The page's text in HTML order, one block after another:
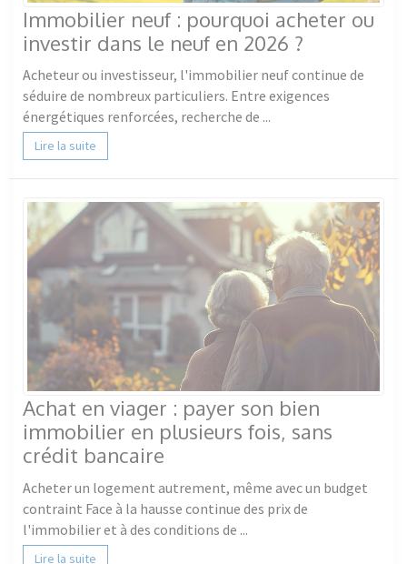
Immobilier neuf : pourquoi acheter ou
investir dans le neuf en 2026 ?
Acheteur ou investisseur, l'immobilier neuf continue de
séduire de nombreux particuliers. Entre exigences
énergétiques renforcées, recherche de ...
Lire la suite
Achat en viager : payer son bien
immobilier en plusieurs fois, sans
crédit bancaire
Acheter un logement autrement, même avec un budget
contraint Face à la hausse continue des prix de
l'immobilier et à des conditions de ...
Lire la suite